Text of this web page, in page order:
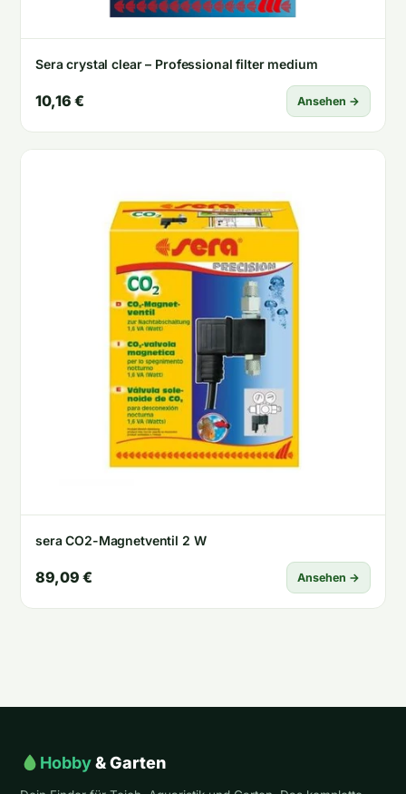
Sera crystal clear – Professional filter medium
10,16 € Ansehen →
sera CO2-Magnetventil 2 W
89,09 € Ansehen →
Hobby& Garten